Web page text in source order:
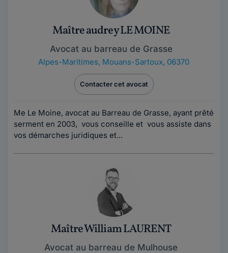
Maître audrey LE MOINE
Avocat au barreau de Grasse
Alpes-Maritimes, Mouans-Sartoux, 06370
Contacter cet avocat
Me Le Moine, avocat au Barreau de Grasse, ayant prêté
serment en 2003, vous conseille et vous assiste dans
vos démarches juridiques et...
Maître William LAURENT
Avocat au barreau de Mulhouse